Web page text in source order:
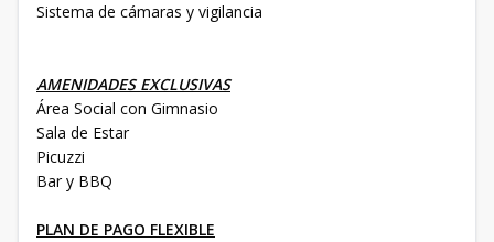
Sistema de cámaras y vigilancia
AMENIDADES EXCLUSIVAS
Área Social con Gimnasio
Sala de Estar
Picuzzi
Bar y BBQ
PLAN DE PAGO FLEXIBLE